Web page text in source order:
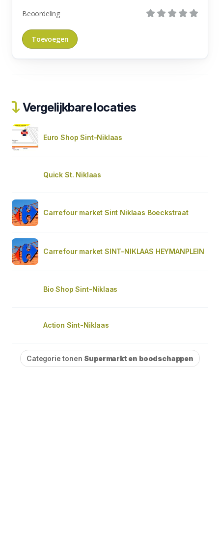
Beoordeling
Vergelijkbare locaties
Euro Shop Sint-Niklaas
Quick St. Niklaas
Carrefour market Sint Niklaas Boeckstraat
Carrefour market SINT-NIKLAAS HEYMANPLEIN
Bio Shop Sint-Niklaas
Action Sint-Niklaas
Categorie tonen Supermarkt en boodschappen